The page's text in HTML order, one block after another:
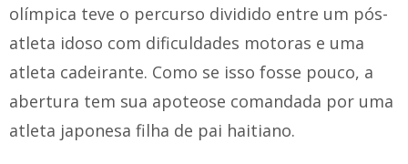
olímpica teve o percurso dividido entre um pós-
atleta idoso com dificuldades motoras e uma
atleta cadeirante. Como se isso fosse pouco, a
abertura tem sua apoteose comandada por uma
atleta japonesa filha de pai haitiano.